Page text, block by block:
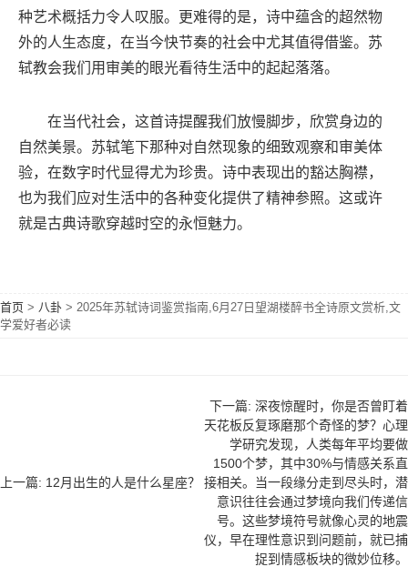
种艺术概括力令人叹服。更难得的是，诗中蕴含的超然物
外的人生态度，在当今快节奏的社会中尤其值得借鉴。苏
轼教会我们用审美的眼光看待生活中的起起落落。
在当代社会，这首诗提醒我们放慢脚步，欣赏身边的
自然美景。苏轼笔下那种对自然现象的细致观察和审美体
验，在数字时代显得尤为珍贵。诗中表现出的豁达胸襟，
也为我们应对生活中的各种变化提供了精神参照。这或许
就是古典诗歌穿越时空的永恒魅力。
首页 > 八卦 > 2025年苏轼诗词鉴赏指南,6月27日望湖楼醉书全诗原文赏析,文
学爱好者必读
上一篇: 12月出生的人是什么星座？
下一篇: 深夜惊醒时，你是否曾盯着
天花板反复琢磨那个奇怪的梦？心理
学研究发现，人类每年平均要做
1500个梦，其中30%与情感关系直
接相关。当一段缘分走到尽头时，潜
意识往往会通过梦境向我们传递信
号。这些梦境符号就像心灵的地震
仪，早在理性意识到问题前，就已捕
捉到情感板块的微妙位移。